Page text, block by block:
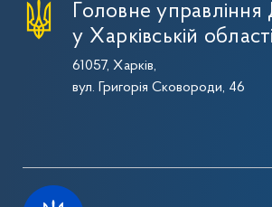
Головне
у Харківській області
61057, Харків,
вул. Григорія Сковороди, 46